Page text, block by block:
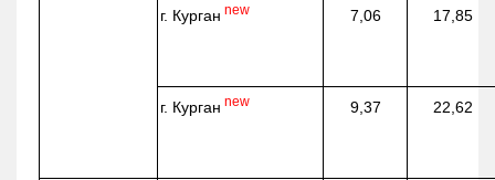
г. Курган new 7,06 17,85
г. Курган new 9,37 22,62